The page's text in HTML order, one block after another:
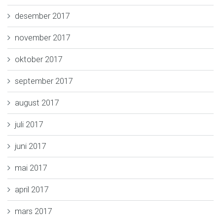
desember 2017
november 2017
oktober 2017
september 2017
august 2017
juli 2017
juni 2017
mai 2017
april 2017
mars 2017